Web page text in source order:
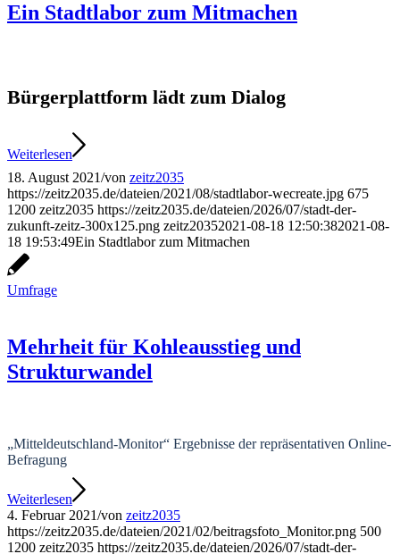
Ein Stadtlabor zum Mitmachen
Bürgerplattform lädt zum Dialog
Weiterlesen
18. August 2021/von zeitz2035
https://zeitz2035.de/dateien/2021/08/stadtlabor-wecreate.jpg 675
1200 zeitz2035 https://zeitz2035.de/dateien/2026/07/stadt-der-
zukunft-zeitz-300x125.png zeitz20352021-08-18 12:50:382021-08-
18 19:53:49Ein Stadtlabor zum Mitmachen
Umfrage
Mehrheit für Kohleausstieg und
Strukturwandel
„Mitteldeutschland-Monitor“ Ergebnisse der repräsentativen Online-
Befragung
Weiterlesen
4. Februar 2021/von zeitz2035
https://zeitz2035.de/dateien/2021/02/beitragsfoto_Monitor.png 500
1200 zeitz2035 https://zeitz2035.de/dateien/2026/07/stadt-der-